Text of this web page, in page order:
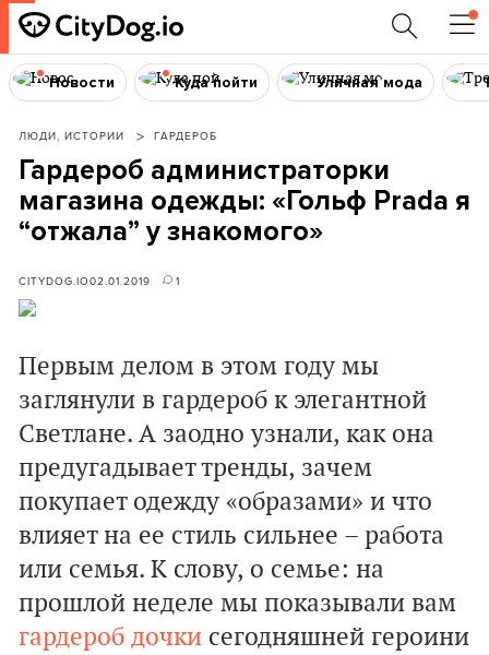
Новости Куда пойти Уличная мода
ЛЮДИ, ИСТОРИИ ГАРДЕРОБ
Гардероб администраторки
магазина одежды: «Гольф Prada я
“отжала” у знакомого»
CITYDOG.IO02.01.2019 1
Первым делом в этом году мы
заглянули в гардероб к элегантной
Светлане. А заодно узнали, как она
предугадывает тренды, зачем
покупает одежду «образами» и что
влияет на ее стиль сильнее – работа
или семья. К слову, о семье: на
прошлой неделе мы показывали вам
гардероб дочки сегодняшней героини